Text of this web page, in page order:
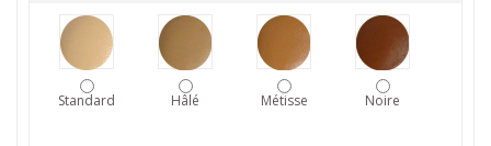
Standard Hâlé Métisse Noire